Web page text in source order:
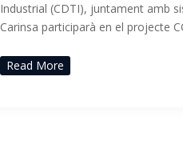
Industrial (CDTI), juntament amb
Carinsa participarà en el projecte
Read More